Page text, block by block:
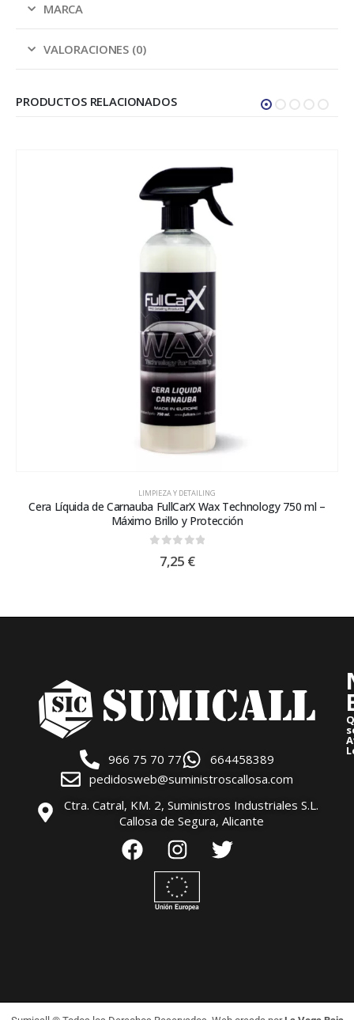
MARCA
VALORACIONES (0)
PRODUCTOS RELACIONADOS
LIMPIEZA Y DETAILING
Cera Líquida de Carnauba FullCarX Wax Technology 750 ml –
Máximo Brillo y Protección
7,25 €
966 75 70 77
664458389
pedidosweb@suministroscallosa.com
Ctra. Catral, KM. 2, Suministros Industriales S.L.
Callosa de Segura, Alicante